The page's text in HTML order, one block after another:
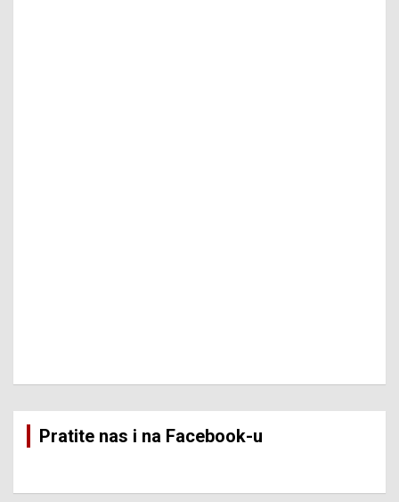
Pratite nas i na Facebook-u